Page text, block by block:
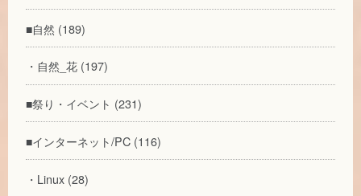
■自然 (189)
・自然_花 (197)
■祭り・イベント (231)
■インターネット/PC (116)
・Linux (28)